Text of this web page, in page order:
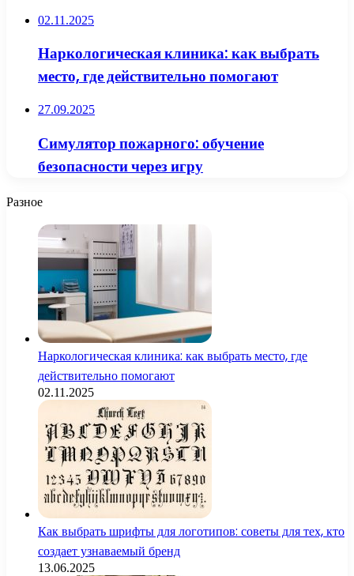
02.11.2025
Наркологическая клиника: как выбрать
место, где действительно помогают
27.09.2025
Симулятор пожарного: обучение
безопасности через игру
Разное
Наркологическая клиника: как выбрать место, где
действительно помогают
02.11.2025
Как выбрать шрифты для логотипов: советы для тех, кто
создает узнаваемый бренд
13.06.2025